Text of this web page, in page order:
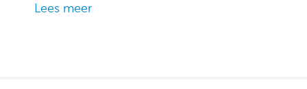
Lees meer